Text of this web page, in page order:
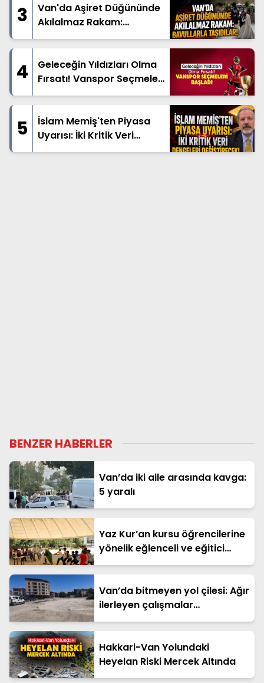
3
Van'da Aşiret Düğününde
Akılalmaz Rakam:
Bavullarla Taşıdılar!
4
Geleceğin Yıldızları Olma
Fırsatı! Vanspor Seçmeleri
Başladı
5
İslam Memiş'ten Piyasa
Uyarısı: İki Kritik Veri
Dengeleri Değiştirecek!
BENZER HABERLER
Van’da iki aile arasında kavga:
5 yaralı
Yaz Kur’an kursu öğrencilerine
yönelik eğlenceli ve eğitici
etkinlik
Van’da bitmeyen yol çilesi: Ağır
ilerleyen çalışmalar
vatandaşın tepkisini çekiyor
Hakkari-Van Yolundaki
Heyelan Riski Mercek Altında